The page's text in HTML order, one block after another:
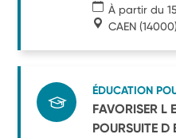
À partir du
CAEN (14000)
ÉDUCATION
FAVORISER L
POURSUITE D